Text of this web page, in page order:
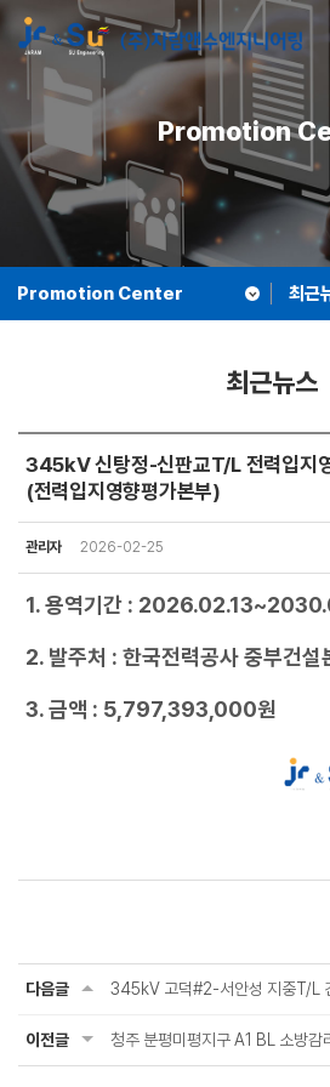
Promotion
Promotion Center 최근
최근뉴스
345kV 신탕정-신판교T/L 전력입지
(전력입지영향평가본부)
관리자 2026-02-25
1. 용역기간 :
2. 발주처 : 한국전력공사 중부건설
3. 금액 : 5,797,393,000원
다음글
이전글 청주 분평미평지구 A1 BL 소방감